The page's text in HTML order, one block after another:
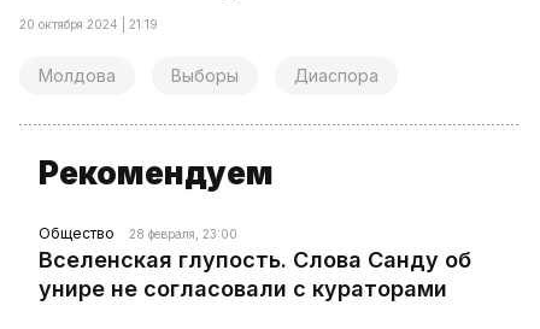
20 октября 2024 | 21:19
Молдова Выборы Диаспора
Рекомендуем
Общество 28 февраля, 23:00
Вселенская глупость. Слова Санду об
унире не согласовали с кураторами